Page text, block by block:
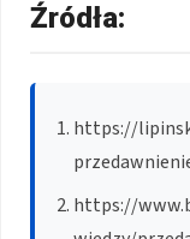
Źródła:
https://
https://